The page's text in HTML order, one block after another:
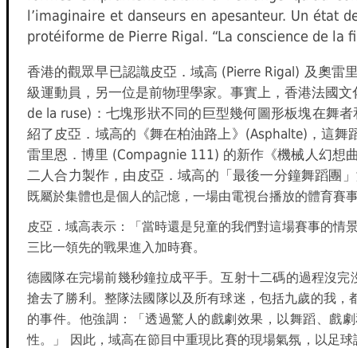
l’imaginaire et danseurs en apesanteur. Un état
protéiforme de Pierre Rigal. “La conscience de la
香港的觀眾早已認識皮亞．域高 (Pierre Rigal) 及奧雷
級運動員，另一位是前物理學家。事實上，香港法國
de la ruse)：七塊形狀不同的巨型幾何圖形板塊在舞
紹了皮亞．域高的《舞在柏油路上》(Asphalte)，這
雷里恩．博里 (Compagnie 111) 的新作《機械人幻想
二人合力製作，由皮亞．域高的「最後一分鐘舞蹈團
既屬於集體也是個人的記憶，一場由電視台播放的體育賽
皮亞．域高表示：「當時還是兒童的我們對這場賽事的
三比一領先的戰果進入加時賽。
德國隊在完場前幾秒鐘拉成平手。互射十二碼的過程沒
搶去了勝利。整隊法國隊以及所有球迷，包括九歲的我
的事件。他強調：「透過驚人的戲劇效果，以舞蹈、戲
性。」 因此，域高在節目中重現比賽的現場氣氛，以足